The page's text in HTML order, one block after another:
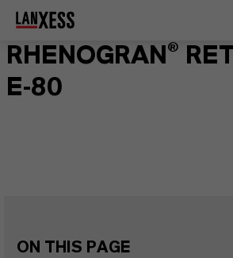
RHENOGRAN®
E-80
ON THIS PAGE